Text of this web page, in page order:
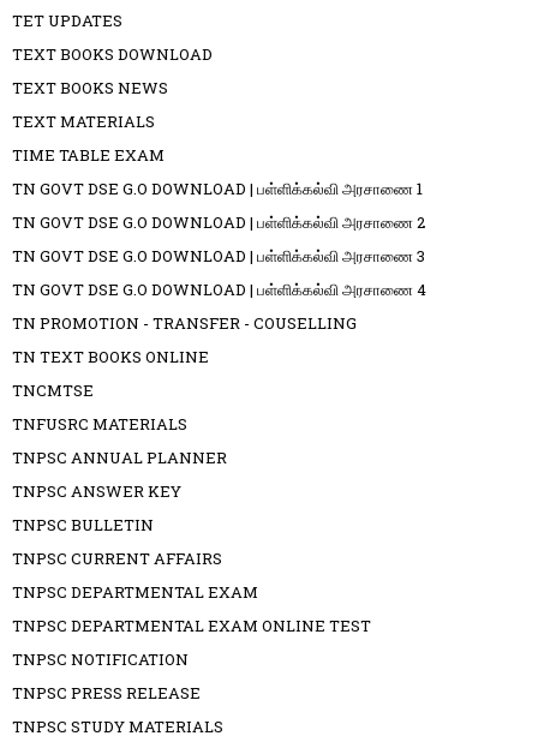
TET UPDATES
TEXT BOOKS DOWNLOAD
TEXT BOOKS NEWS
TEXT MATERIALS
TIME TABLE EXAM
TN GOVT DSE G.O DOWNLOAD | பள்ளிக்கல்வி அரசாணை 1
TN GOVT DSE G.O DOWNLOAD | பள்ளிக்கல்வி அரசாணை 2
TN GOVT DSE G.O DOWNLOAD | பள்ளிக்கல்வி அரசாணை 3
TN GOVT DSE G.O DOWNLOAD | பள்ளிக்கல்வி அரசாணை 4
TN PROMOTION - TRANSFER - COUSELLING
TN TEXT BOOKS ONLINE
TNCMTSE
TNFUSRC MATERIALS
TNPSC ANNUAL PLANNER
TNPSC ANSWER KEY
TNPSC BULLETIN
TNPSC CURRENT AFFAIRS
TNPSC DEPARTMENTAL EXAM
TNPSC DEPARTMENTAL EXAM ONLINE TEST
TNPSC NOTIFICATION
TNPSC PRESS RELEASE
TNPSC STUDY MATERIALS